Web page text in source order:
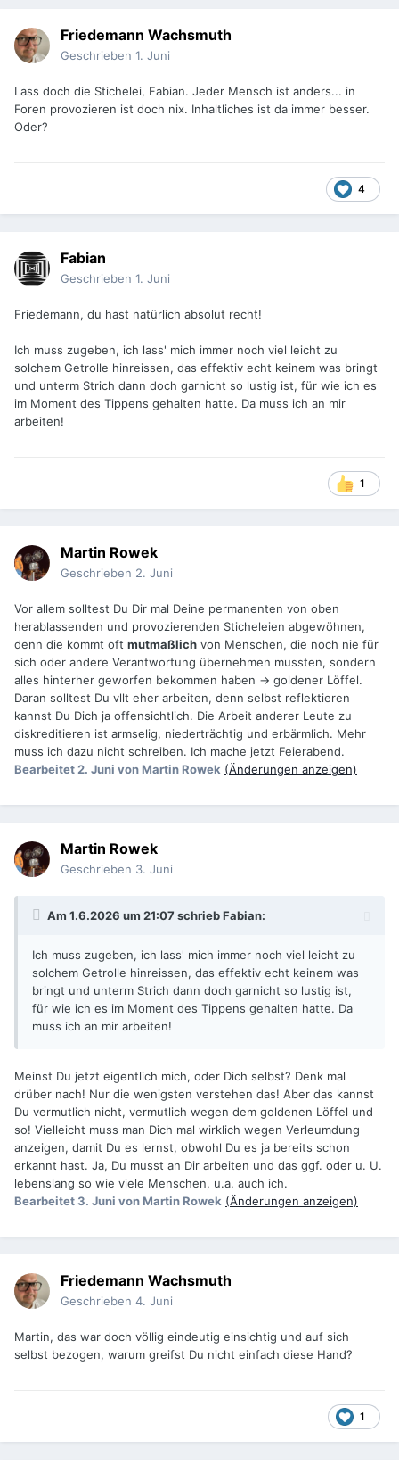
Friedemann Wachsmuth
Geschrieben 1. Juni
Lass doch die Stichelei, Fabian. Jeder Mensch ist anders... in
Foren provozieren ist doch nix. Inhaltliches ist da immer besser.
Oder?
4
Fabian
Geschrieben 1. Juni
Friedemann, du hast natürlich absolut recht!
Ich muss zugeben, ich lass' mich immer noch viel leicht zu
solchem Getrolle hinreissen, das effektiv echt keinem was bringt
und unterm Strich dann doch garnicht so lustig ist, für wie ich es
im Moment des Tippens gehalten hatte. Da muss ich an mir
arbeiten!
1
Martin Rowek
Geschrieben 2. Juni
Vor allem solltest Du Dir mal Deine permanenten von oben
herablassenden und provozierenden Sticheleien abgewöhnen,
denn die kommt oft mutmaßlich von Menschen, die noch nie für
sich oder andere Verantwortung übernehmen mussten, sondern
alles hinterher geworfen bekommen haben -> goldener Löffel.
Daran solltest Du vllt eher arbeiten, denn selbst reflektieren
kannst Du Dich ja offensichtlich. Die Arbeit anderer Leute zu
diskreditieren ist armselig, niederträchtig und erbärmlich. Mehr
muss ich dazu nicht schreiben. Ich mache jetzt Feierabend.
Bearbeitet2. Juni von Martin Rowek (Änderungen anzeigen)
Martin Rowek
Geschrieben 3. Juni
Am 1.6.2026 um 21:07 schriebFabian:
Ich muss zugeben, ich lass' mich immer noch viel leicht zu
solchem Getrolle hinreissen, das effektiv echt keinem was
bringt und unterm Strich dann doch garnicht so lustig ist,
für wie ich es im Moment des Tippens gehalten hatte. Da
muss ich an mir arbeiten!
Meinst Du jetzt eigentlich mich, oder Dich selbst? Denk mal
drüber nach! Nur die wenigsten verstehen das! Aber das kannst
Du vermutlich nicht, vermutlich wegen dem goldenen Löffel und
so! Vielleicht muss man Dich mal wirklich wegen Verleumdung
anzeigen, damit Du es lernst, obwohl Du es ja bereits schon
erkannt hast. Ja, Du musst an Dir arbeiten und das ggf. oder u. U.
lebenslang so wie viele Menschen, u.a. auch ich.
Bearbeitet3. Juni von Martin Rowek (Änderungen anzeigen)
Friedemann Wachsmuth
Geschrieben 4. Juni
Martin, das war doch völlig eindeutig einsichtig und auf sich
selbst bezogen, warum greifst Du nicht einfach diese Hand?
1